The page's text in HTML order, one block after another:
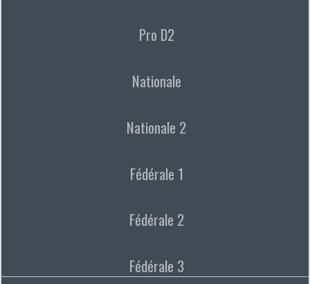
Pro D2
Nationale
Nationale 2
Fédérale 1
Fédérale 2
Fédérale 3